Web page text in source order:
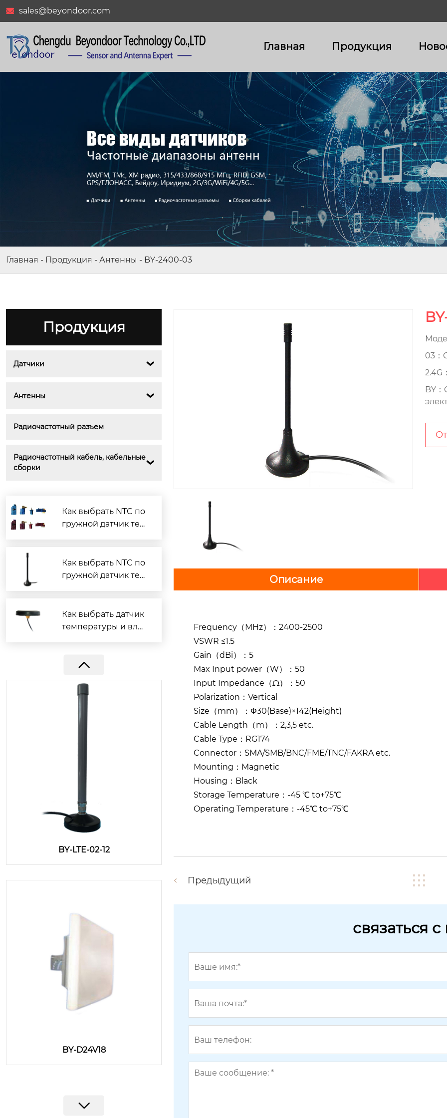
 sales@beyondoor.com
Главная Продукция
Главная - Продукция - Антенны - BY-2400-03
Продукция
Датчики 
Антенны 
Радиочастотный разъем
Радиочастотный кабель, кабельные
сборки

Как выбрать NTC по
гружной датчик тем
Как выбрать NTC по
гружной датчик тем
Как выбрать датчик
температуры и вла
BY-2400-06-05
BY-LTE-02-12
BY-D24V18
03
2.4G
BY
Описание
Frequency（MHz）：2400-2500
VSWR ≤1.5
Gain（dBi）：5
Max Input power（W）：50
Input Impedance（Ω）：50
Polarization：Vertical
Size（mm）：Φ30(Base)×142(Height)
Cable Length（m）：2,3,5 etc.
Cable Type：RG174
Connector：SMA/SMB/BNC/FME/TNC/FAKRA etc.
Mounting：Magnetic
Housing：Black
Storage Temperature：-45 ℃ to+75℃
Operating Temperature：-45℃ to+75℃
Предыдущий
связаться